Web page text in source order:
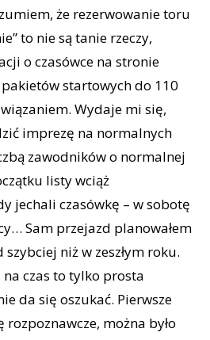
że rezerwowanie toru
to nie są tanie rzeczy,
o czasówce na stronie
startowych do 110
Wydaje mi się,
imprezę na normalnych
zawodników o normalnej
listy wciąż
jechali czasówkę – w sobotę
Sam przejazd planowałem
niż w zeszłym roku.
czas to tylko prosta
da się oszukać. Pierwsze
rozpoznawcze, można było